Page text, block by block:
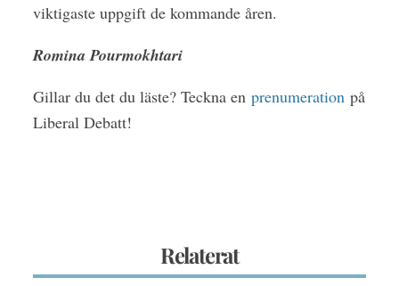
viktigaste uppgift de kommande åren.
Romina Pourmokhtari
Gillar du det du läste? Teckna en prenumeration på
Liberal Debatt!
Relaterat